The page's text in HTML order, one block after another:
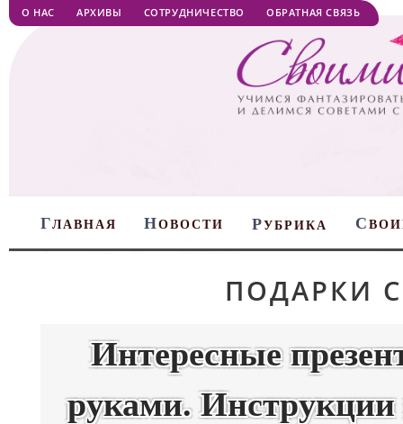
О НАС АРХИВЫ СОТРУДНИЧЕСТВО ОБРАТНАЯ СВЯЗЬ
ГЛАВНАЯ НОВОСТИ РУБРИКА С
ПОДАРКИ
Интересные
руками.